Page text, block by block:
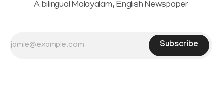
A bilingual Malayalam, English Newspaper
Subscribe